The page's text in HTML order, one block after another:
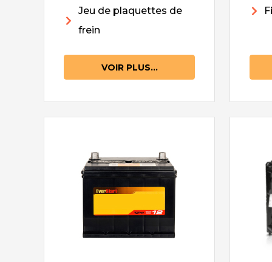
Jeu de plaquettes de
frein
VOIR PLUS...